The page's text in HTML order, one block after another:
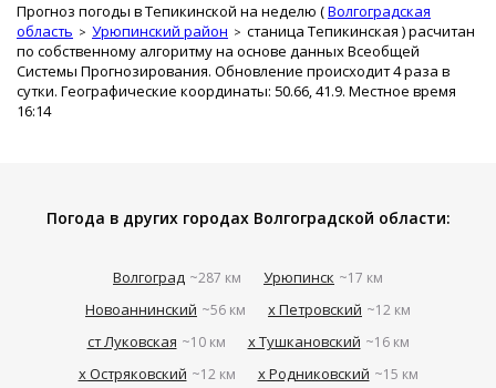
Прогноз погоды в Тепикинской на неделю (Волгоградская
область
Урюпинский район станица Тепикинская ) расчитан
по собственному алгоритму на основе данных Всеобщей
Системы Прогнозирования. Обновление происходит 4 раза в
сутки. Географические координаты: 50.66, 41.9. Местное время
16:14
Погода в других городах Волгоградской области:
Волгоград ~287 км Урюпинск ~17 км
Новоаннинский ~56 км х Петровский ~12 км
ст Луковская ~10 км х Тушкановский ~16 км
х Остряковский ~12 км х Родниковский ~15 км